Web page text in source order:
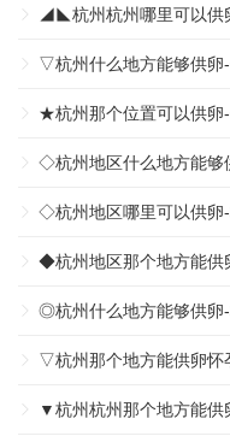
◢◣杭州杭州哪里可以供
▽杭州什么地方能够供卵
★杭州那个位置可以供卵
◇杭州地区什么地方能够
◇杭州地区哪里可以供卵
◆杭州地区那个地方能供
◎杭州什么地方能够供卵
▽杭州那个地方能供卵怀
▼杭州杭州那个地方能供